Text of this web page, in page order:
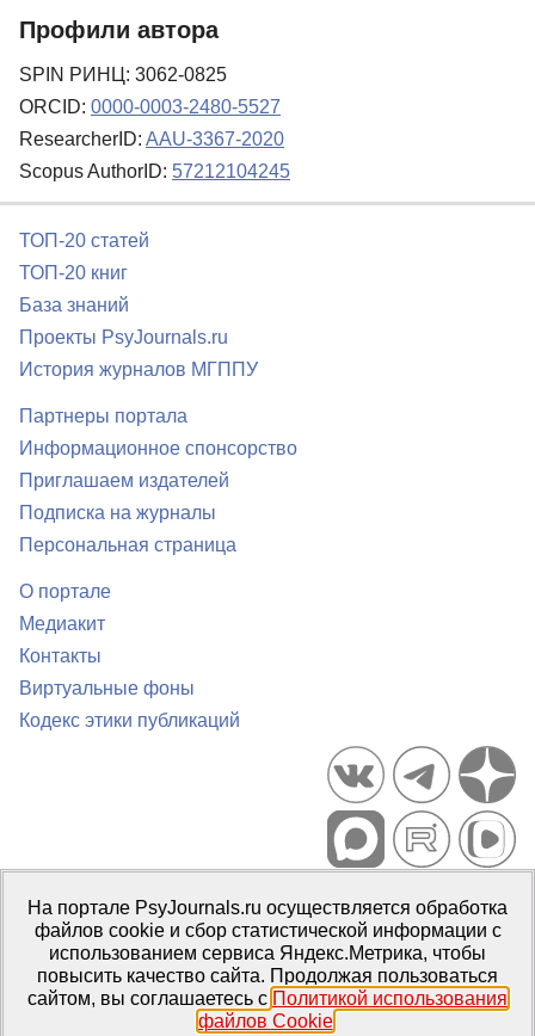
Профили автора
SPIN РИНЦ: 3062-0825
ORCID: 0000-0003-2480-5527
ResearcherID: AAU-3367-2020
Scopus AuthorID: 57212104245
ТОП-20 статей
ТОП-20 книг
База знаний
Проекты PsyJournals.ru
История журналов МГППУ
Партнеры портала
Информационное спонсорство
Приглашаем издателей
Подписка на журналы
Персональная страница
О портале
Медиакит
Контакты
Виртуальные фоны
Кодекс этики публикаций
Портал психологических изданий PsyJournals.ru, 2007–2026
Правила использования материалов
Свидетельство регистрации СМИЭл № ФС77-66447 от 14 июля
2016 г.
Издатель: ФГБОУ ВО МГППУ
На портале PsyJournals.ru осуществляется обработка
файлов cookie и сбор статистической информации с
использованием сервиса Яндекс.Метрика, чтобы
повысить качество сайта. Продолжая пользоваться
сайтом, вы соглашаетесь с Политикой использования
файлов Cookie.